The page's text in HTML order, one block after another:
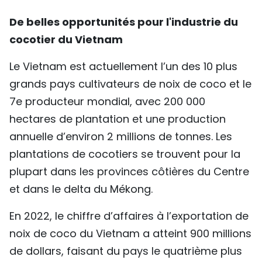
De belles opportunités pour l'industrie du
cocotier du Vietnam
Le Vietnam est actuellement l’un des 10 plus
grands pays cultivateurs de noix de coco et le
7e producteur mondial, avec 200 000
hectares de plantation et une production
annuelle d’environ 2 millions de tonnes. Les
plantations de cocotiers se trouvent pour la
plupart dans les provinces côtières du Centre
et dans le delta du Mékong.
En 2022, le chiffre d’affaires à l’exportation de
noix de coco du Vietnam a atteint 900 millions
de dollars, faisant du pays le quatrième plus